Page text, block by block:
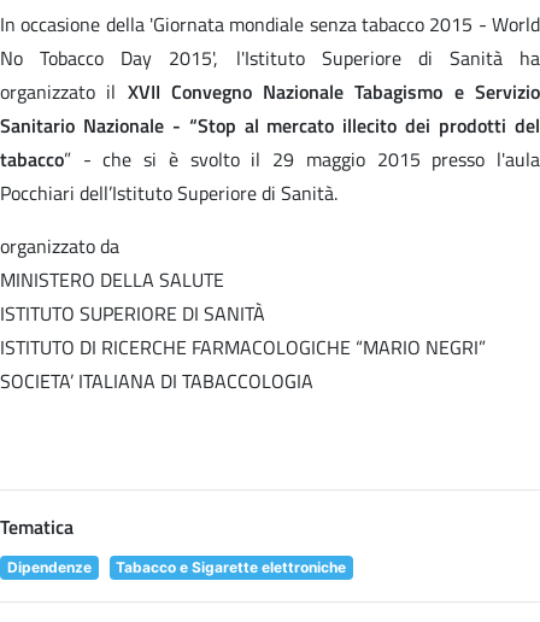
In occasione della 'Giornata mondiale senza tabacco 2015 - World
No Tobacco Day 2015', l'Istituto Superiore di Sanità ha
organizzato il XVII Convegno Nazionale Tabagismo e Servizio
Sanitario Nazionale - “Stop al mercato illecito dei prodotti del
tabacco” - che si è svolto il 29 maggio 2015 presso l'aula
Pocchiari dell’Istituto Superiore di Sanità.
organizzato da
MINISTERO DELLA SALUTE
ISTITUTO SUPERIORE DI SANITÀ
ISTITUTO DI RICERCHE FARMACOLOGICHE “MARIO NEGRI”
SOCIETA’ ITALIANA DI TABACCOLOGIA
Tematica
Dipendenze Tabacco e Sigarette elettroniche